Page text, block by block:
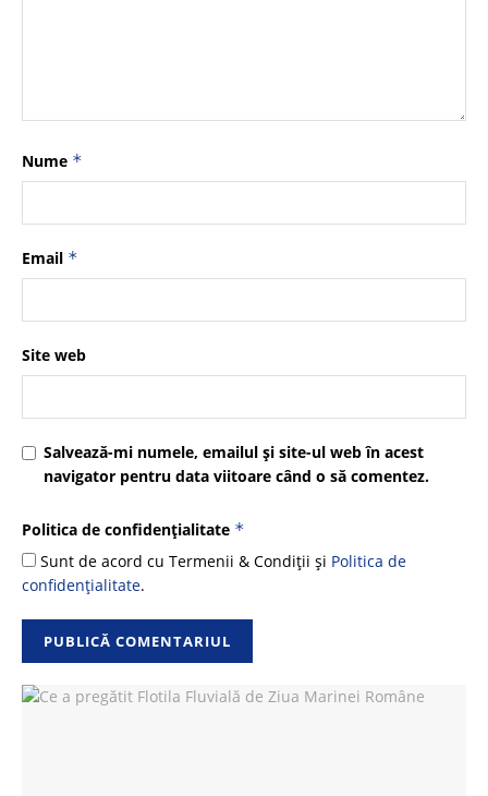
Nume *
Email *
Site web
Salvează-mi numele, emailul și site-ul web în acest
navigator pentru data viitoare când o să comentez.
Politica de confidențialitate *
Sunt de acord cu Termenii & Condiții și Politica de
confidențialitate.